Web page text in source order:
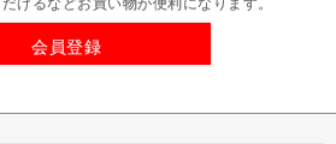
会員登録